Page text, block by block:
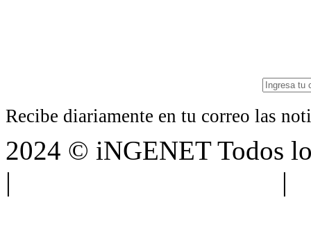
Recibe diariamente en tu correo las
2024 © iNGENET Todos
|
|